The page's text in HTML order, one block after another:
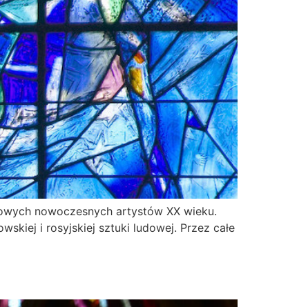
nowoczesnych artystów XX wieku.
i rosyjskiej sztuki ludowej. Przez całe